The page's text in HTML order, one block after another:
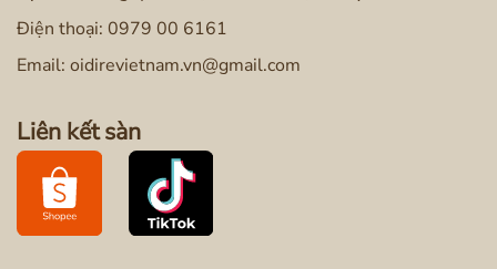
Điện thoại: 0979 00 6161
Email: oidirevietnam.vn@gmail.com
Liên kết sàn